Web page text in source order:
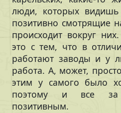
люди, которых
позитивно смотрящие
происходит вокруг
это с тем, что в
работают заводы и у
работа. А, может,
этим у самого было
поэтому и все за
позитивным.